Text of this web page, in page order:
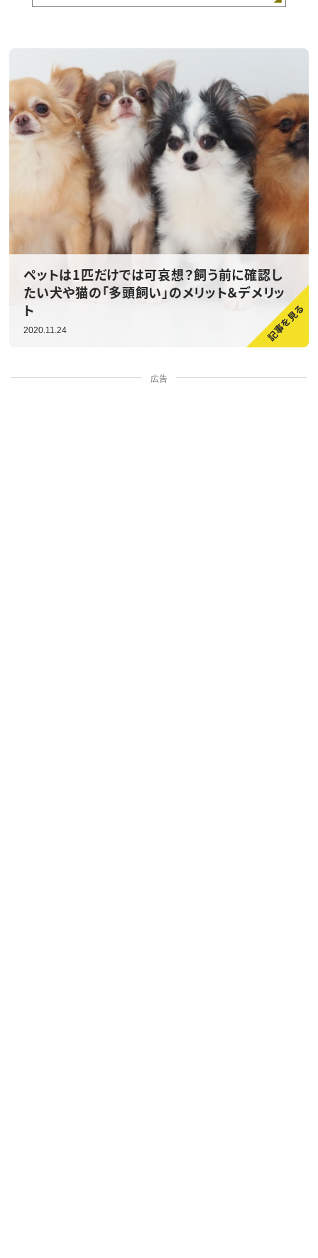
ペットは1匹だけでは可哀想？飼う前に確認し
たい犬や猫の「多頭飼い」のメリット＆デメリッ
ト
2020.11.24
広告